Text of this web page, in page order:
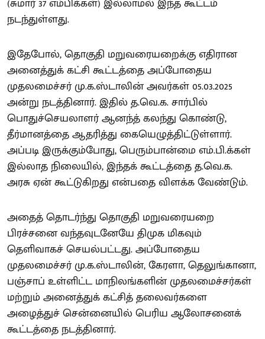
(சுமார் 37 எம்பிக்கள்) இல்லாமல் இந்த கூட்டம்
நடந்துள்ளது.
இதேபோல், தொகுதி மறுவரையறைக்கு எதிரான
அனைத்துக் கட்சி கூட்டத்தை அப்போதைய
முதலமைச்சர் மு.க.ஸ்டாலின் அவர்கள் 05.03.2025
அன்று நடத்தினார். இதில் த.வெ.க. சார்பில்
பொதுச்செயலாளர் ஆனந்த் கலந்து கொண்டு,
தீர்மானத்தை ஆதரித்து கையெழுத்திட்டுள்ளார்.
அப்படி இருக்கும்போது, பெரும்பான்மை எம்.பி.க்கள்
இல்லாத நிலையில், இந்தக் கூட்டத்தை த.வெ.க.
அரசு ஏன் கூட்டுகிறது என்பதை விளக்க வேண்டும்.
அதைத் தொடர்ந்து தொகுதி மறுவரையறை
பிரச்சனை வந்தவுடனேயே திமுக மிகவும்
தெளிவாகச் செயல்பட்டது. அப்போதைய
முதலமைச்சர் மு.க.ஸ்டாலின், கேரளா, தெலுங்கானா,
பஞ்சாப் உள்ளிட்ட மாநிலங்களின் முதலமைச்சர்கள்
மற்றும் அனைத்துக் கட்சித் தலைவர்களை
அழைத்துச் சென்னையில் பெரிய ஆலோசனைக்
கூட்டத்தை நடத்தினார்.